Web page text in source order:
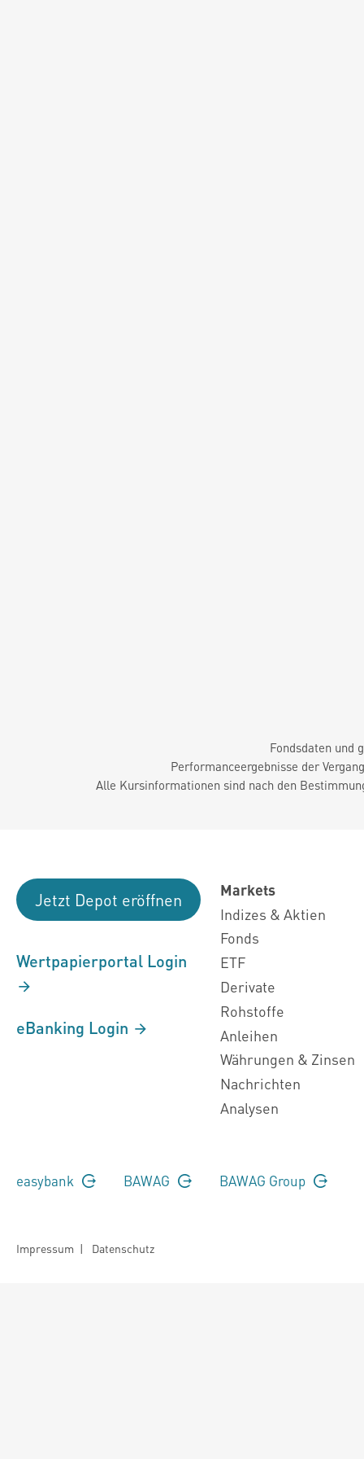
Fondsdaten und
Performanceergebnisse der
Alle Kursinformationen sind nach den
Jetzt Depot eröffnen
Wertpapierportal Login
eBanking Login
Markets
Indizes & Aktien
Fonds
ETF
Derivate
Rohstoffe
Anleihen
Währungen & Zinsen
Nachrichten
Analysen
easybank BAWAG BAWAG Group
Impressum | Datenschutz